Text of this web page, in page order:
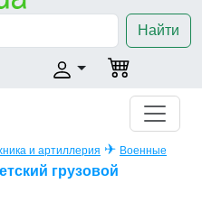
Найти
и артиллерия ✈ Военные
грузовой